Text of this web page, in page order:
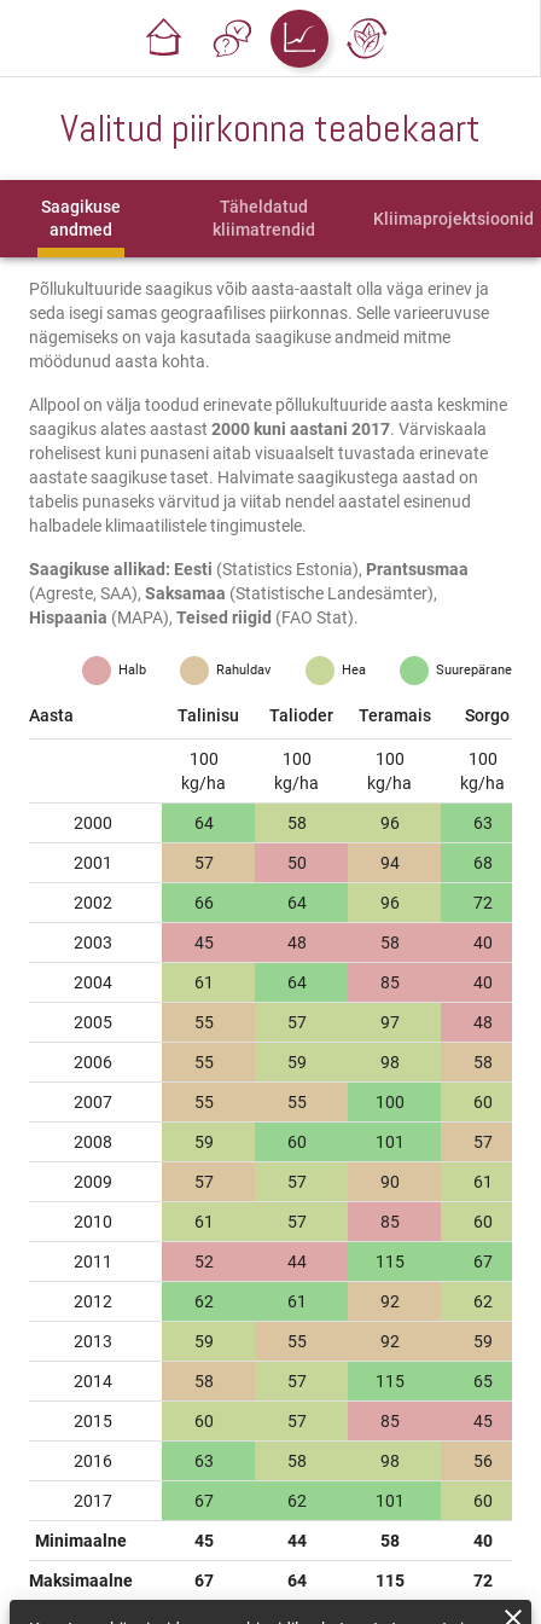
Valitud piirkonna teabekaart
Saagikuse
andmed
Täheldatud
kliimatrendid
Kliimaprojektsioonid
Põllukultuuride saagikus võib aasta-aastalt olla väga erinev ja
seda isegi samas geograafilises piirkonnas. Selle varieeruvuse
nägemiseks on vaja kasutada saagikuse andmeid mitme
möödunud aasta kohta.
Allpool on välja toodud erinevate põllukultuuride aasta keskmine
saagikus alates aastast 2000 kuni aastani 2017. Värviskaala
rohelisest kuni punaseni aitab visuaalselt tuvastada erinevate
aastate saagikuse taset. Halvimate saagikustega aastad on
tabelis punaseks värvitud ja viitab nendel aastatel esinenud
halbadele klimaatilistele tingimustele.
Saagikuse allikad: Eesti (Statistics Estonia), Prantsusmaa
(Agreste, SAA), Saksamaa (Statistische Landesämter),
Hispaania (MAPA), Teised riigid (FAO Stat).
Halb Rahuldav Hea Suurepärane
Aasta Talinisu Talioder Teramais Sorgo
100
kg/ha
100
kg/ha
100
kg/ha
100
kg/ha
2000 64 58 96 63
2001 57 50 94 68
2002 66 64 96 72
2003 45 48 58 40
2004 61 64 85 40
2005 55 57 97 48
2006 55 59 98 58
2007 55 55 100 60
2008 59 60 101 57
2009 57 57 90 61
2010 61 57 85 60
2011 52 44 115 67
2012 62 61 92 62
2013 59 55 92 59
2014 58 57 115 65
2015 60 57 85 45
2016 63 58 98 56
2017 67 62 101 60
Minimaalne 45 44 58 40
Maksimaalne 67 64 115 72